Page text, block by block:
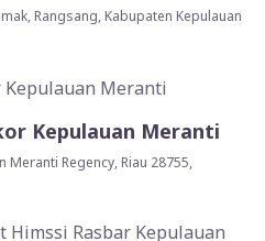
Rangsang, Kabupaten Kepulauan
Kepulauan Meranti
Meranti Regency, Riau 28755,